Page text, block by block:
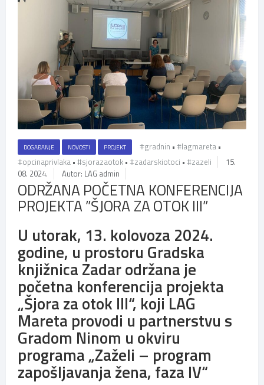
DOGAĐANJE NOVOSTI PROJEKT #gradnin • #lagmareta •
#opcinaprivlaka • #sjorazaotok • #zadarskiotoci • #zazeli
15.
08. 2024.
Autor: LAG admin
ODRŽANA POČETNA KONFERENCIJA
PROJEKTA ”ŠJORA ZA OTOK III”
U utorak, 13. kolovoza 2024.
godine, u prostoru Gradska
knjižnica Zadarodržana je
početna konferencija projekta
„Šjora za otok III“, koji LAG
Mareta provodi u partnerstvu s
Gradom Ninom u okviru
programa „Zaželi – program
zapošljavanja žena, faza IV“